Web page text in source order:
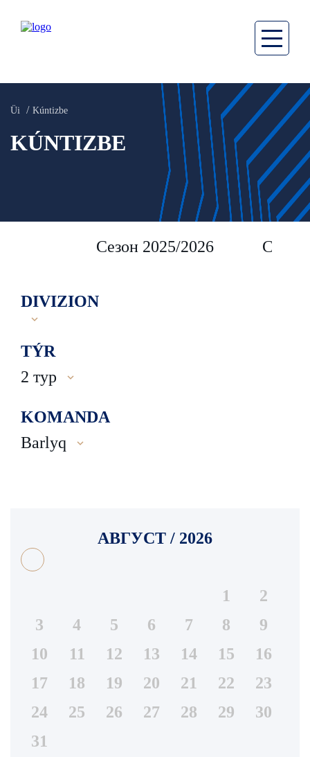
Üi Kúntizbe
KÚNTIZBE
Сезон 2025/2026 Сезон
DIVIZION
TÝR
2 тур
KOMANDA
Barlyq
АВГУСТ / 2026
1
2
3
4 5 6 7 8
9
10
11 12 13 14 15
16
17
18 19 20 21 22
23
24
25 26 27 28 29
30
31